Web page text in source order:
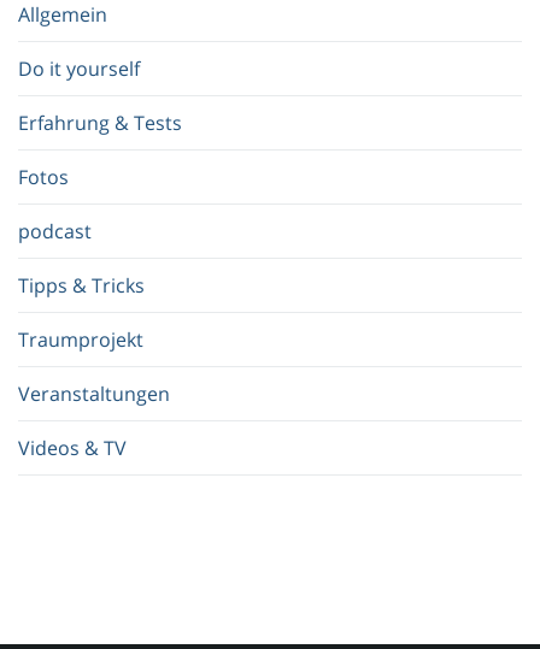
g
i
f
.
.
.
Allgemein
Do it yourself
Erfahrung & Tests
Fotos
podcast
Tipps & Tricks
Traumprojekt
Veranstaltungen
Videos & TV